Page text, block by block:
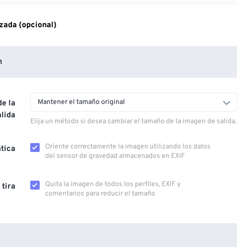
(opcional)
la
Mantener el tamaño original
Elija un método si desea cambiar el tamaño de la imagen de salida.
Oriente correctamente la imagen utilizando los datos
del sensor de gravedad almacenados en EXIF
tira
Quita la imagen de todos los perfiles, EXIF ​​y
comentarios para reducir el tamaño